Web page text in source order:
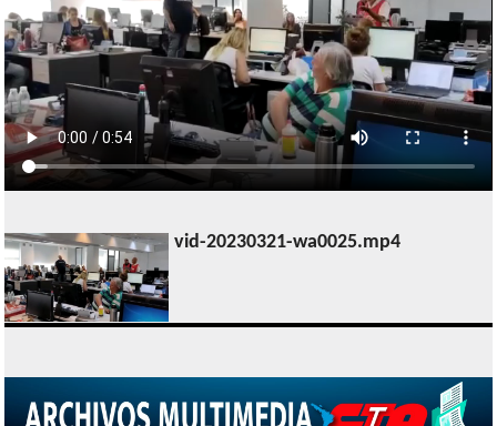
vid-20230321-wa0025.mp4